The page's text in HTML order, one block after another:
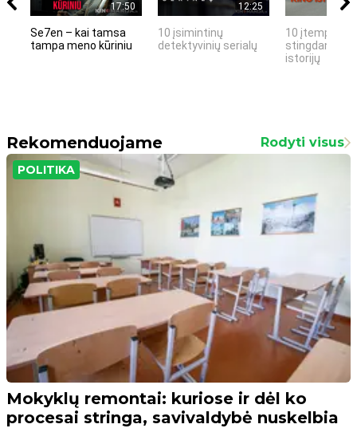
17:50
Se7en – kai tamsa
tampa meno kūriniu
12:25
10 įsimintinų
detektyvinių serialų
10 įtemptų,
stingdančių
istorijų
Rekomenduojame Rodyti visus
POLITIKA
Mokyklų remontai: kuriose ir dėl ko
procesai stringa, savivaldybė nuskelbia